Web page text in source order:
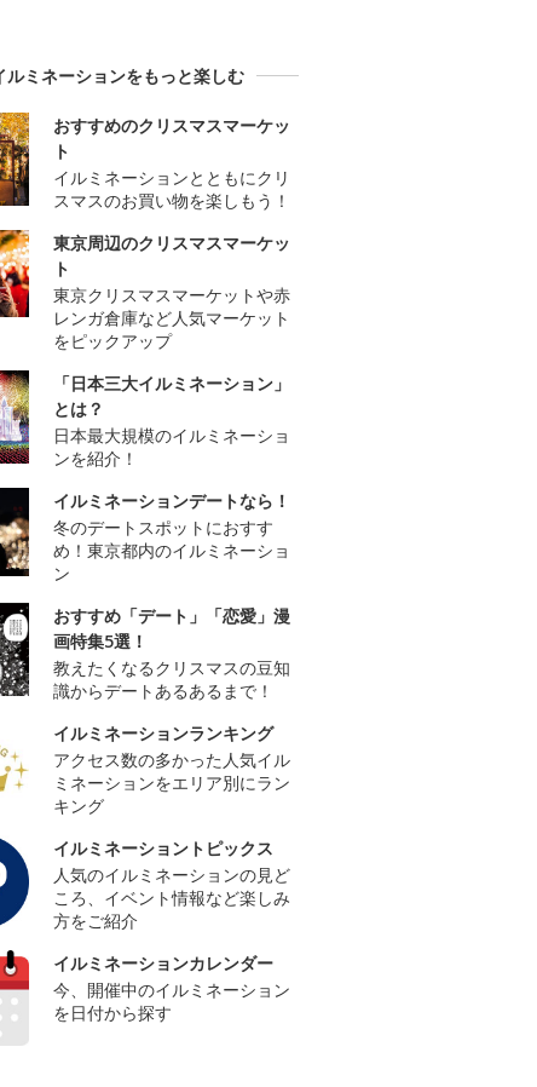
ルミネーションをもっと楽しむ
おすすめのクリスマスマーケッ
ト
イルミネーションとともにクリ
スマスのお買い物を楽しもう！
東京周辺のクリスマスマーケッ
ト
東京クリスマスマーケットや赤
レンガ倉庫など人気マーケット
をピックアップ
「日本三大イルミネーション」
とは？
日本最大規模のイルミネーショ
ンを紹介！
イルミネーションデートなら！
冬のデートスポットにおすす
め！東京都内のイルミネーショ
ン
おすすめ「デート」「恋愛」漫
画特集5選！
教えたくなるクリスマスの豆知
識からデートあるあるまで！
イルミネーションランキング
アクセス数の多かった人気イル
ミネーションをエリア別にラン
キング
イルミネーショントピックス
人気のイルミネーションの見ど
ころ、イベント情報など楽しみ
方をご紹介
イルミネーションカレンダー
今、開催中のイルミネーション
を日付から探す